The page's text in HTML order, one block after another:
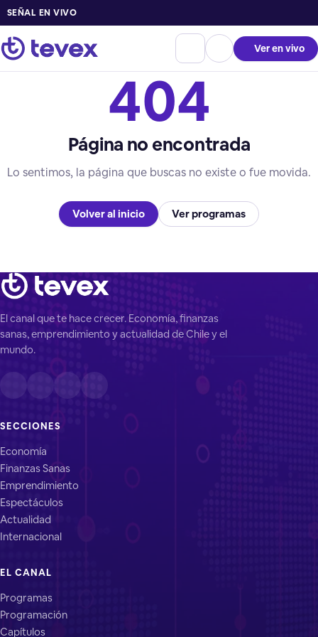
SEÑAL EN VIVO
Ver en vivo
404
Página no encontrada
Lo sentimos, la página que buscas no existe o fue movida.
Volver al inicio Ver programas
El canal que te hace crecer. Economía, finanzas
sanas, emprendimiento y actualidad de Chile y el
mundo.
SECCIONES
Economía
Finanzas Sanas
Emprendimiento
Espectáculos
Actualidad
Internacional
EL CANAL
Programas
Programación
Capítulos